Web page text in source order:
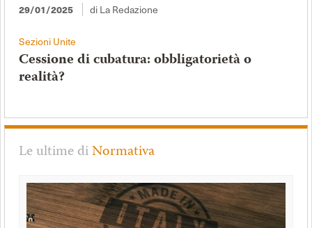
29/01/2025 di La Redazione
Sezioni Unite
Cessione di cubatura: obbligatorietà o
realità?
Le ultime diNormativa